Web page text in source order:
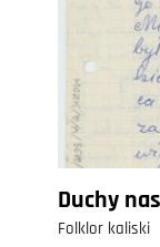
Duchy
Folklor kaliski